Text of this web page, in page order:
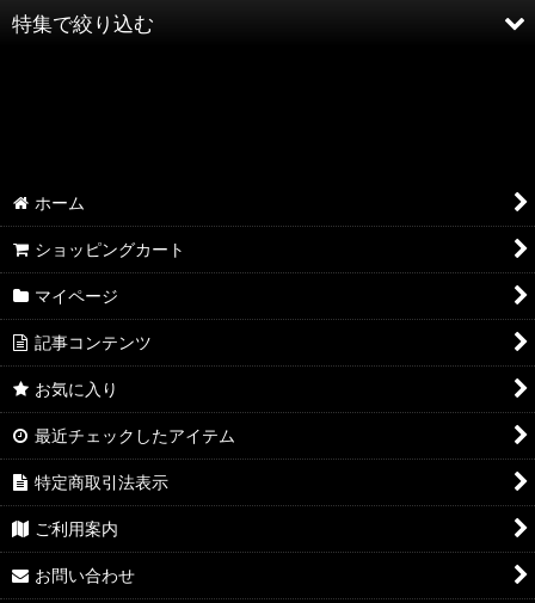
並び順 :
特集で絞り込む
AQP2.0 U/C
AQP2.0 その他
YUZ3.0 SSP/SP/SR
YUZ3.0 KR/R
YUZ3.0 U/C
YUZ3.0 その他
NEX3.0 SSP/SP/SR
NEX3.0 KR/R
ホーム
ショッピングカート
マイページ
記事コンテンツ
お気に入り
最近チェックしたアイテム
特定商取引法表示
ご利用案内
お問い合わせ